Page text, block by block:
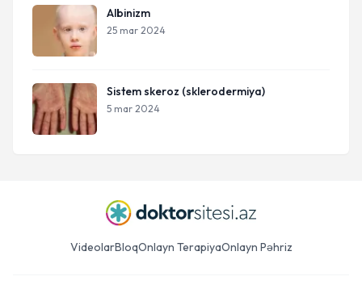
Albinizm
25 mar 2024
Sistem skeroz (sklerodermiya)
5 mar 2024
VideolarBloqOnlayn TerapiyaOnlayn Pəhriz